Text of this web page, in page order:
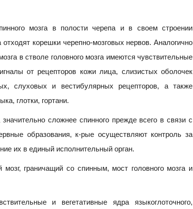
мозга в полости черепа и в своем строении
корешки черепно-мозговых нервов. Аналогично
в стволе головного мозга имеются чувствительные
от рецепторов кожи лица, слизистых оболочек
слуховых и вестибулярных рецепторов, а также
глотки, гортани.
сложнее спинного прежде всего в связи с
образования, к-рые осуществляют контроль за
их в единый исполнительный орган.
граничащий со спинным, мост головного мозга и
и вегетативные ядра языкоглоточного,